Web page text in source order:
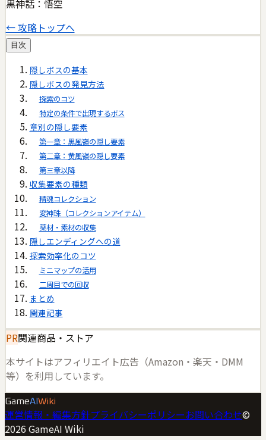
黒神話：悟空
← 攻略トップへ
目次
隠しボスの基本
隠しボスの発見方法
探索のコツ
特定の条件で出現するボス
章別の隠し要素
第一章：黒風嶺の隠し要素
第二章：黄風嶺の隠し要素
第三章以降
収集要素の種類
精魂コレクション
変神珠（コレクションアイテム）
薬材・素材の収集
隠しエンディングへの道
探索効率化のコツ
ミニマップの活用
二周目での回収
まとめ
関連記事
PR関連商品・ストア
本サイトはアフィリエイト広告（Amazon・楽天・DMM
等）を利用しています。
GameAI Wiki
運営情報・編集方針プライバシーポリシーお問い合わせ©
2026 GameAI Wiki